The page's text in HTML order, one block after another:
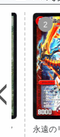
2
永遠のリュ